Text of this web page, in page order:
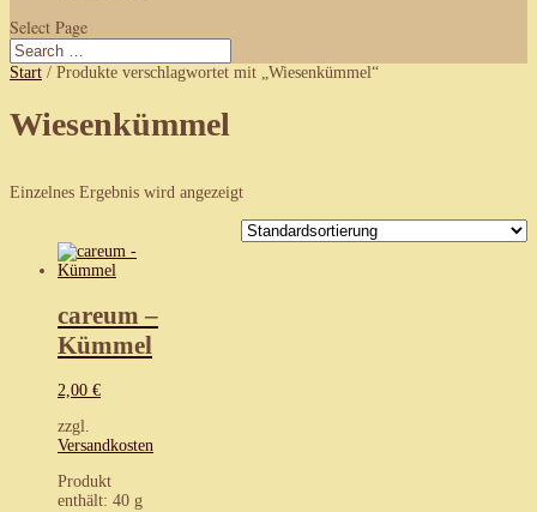
Select Page
Start / Produkte verschlagwortet mit „Wiesenkümmel“
Wiesenkümmel
Einzelnes Ergebnis wird angezeigt
careum –
Kümmel
2,00 €
zzgl.
Versandkosten
Produkt
enthält: 40 g